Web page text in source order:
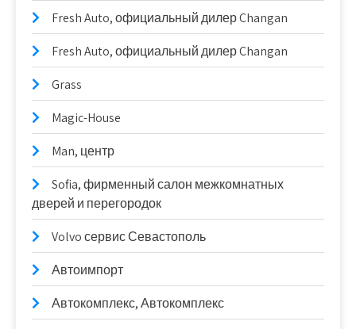
Fresh Auto, официальный дилер Changan
Fresh Auto, официальный дилер Changan
Grass
Magic-House
Man, центр
Sofia, фирменный салон межкомнатных
дверей и перегородок
Volvo сервис Севастополь
Автоимпорт
Автокомплекс, Автокомплекс